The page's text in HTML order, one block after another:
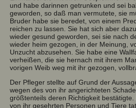
und habe darinnen getrunken und sei
geworden, so daß man vermutete, sie
Bruder habe sie beredet, von einem
reichen zu lassen. Sie hat sich aber
wieder gesund geworden, sei sie nach
wieder heim gezogen, in der Meinung,
Unzucht abzusehen. Sie habe eine
verheißen, die sie hernach mit ihrem
vorigen Weib weg mit ihr gezogen,
Der Pfleger stellte auf Grund der
wegen des von ihr angerichteten
größtenteils deren Richtigkeit
von ihr gesehrten Personen und Tiere